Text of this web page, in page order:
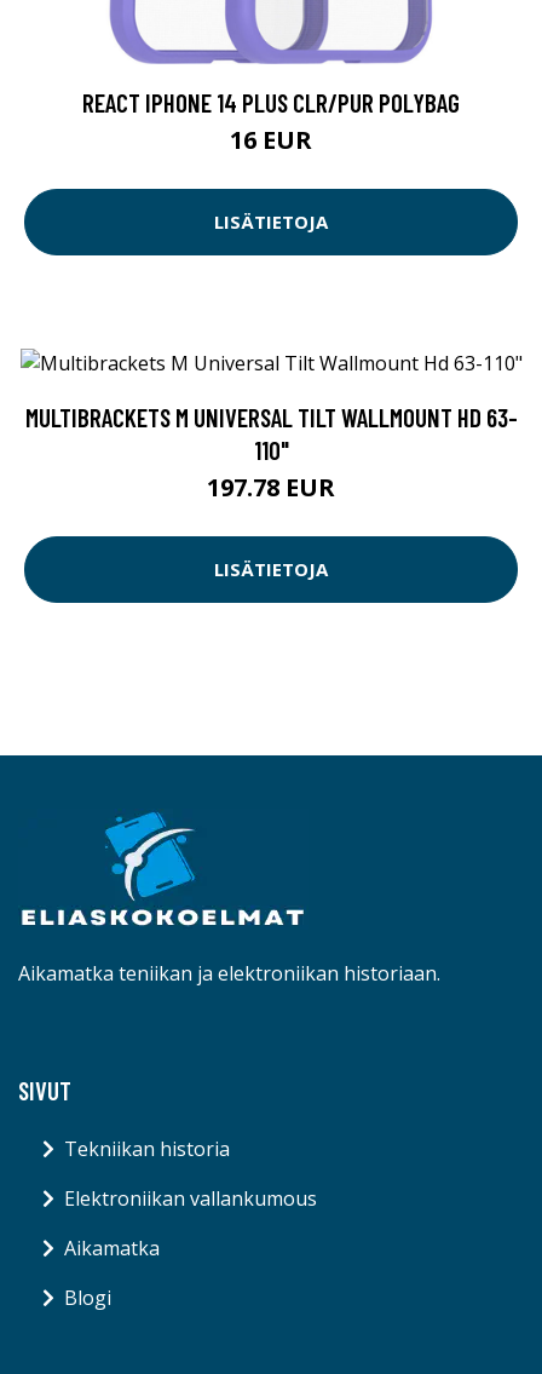
REACT IPHONE 14 PLUS CLR/PUR POLYBAG
16 EUR
LISÄTIETOJA
MULTIBRACKETS M UNIVERSAL TILT WALLMOUNT HD 63-
110"
197.78 EUR
LISÄTIETOJA
Aikamatka teniikan ja elektroniikan historiaan.
SIVUT
Tekniikan historia
Elektroniikan vallankumous
Aikamatka
Blogi